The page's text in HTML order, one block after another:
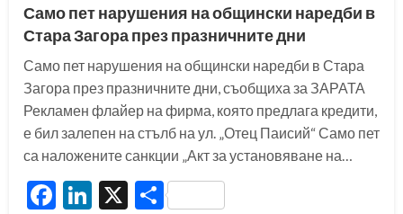
Само пет нарушения на общински наредби в
Стара Загора през празничните дни
Само пет нарушения на общински наредби в Стара
Загора през празничните дни, съобщиха за ЗАРАТА
Рекламен флайер на фирма, която предлага кредити,
е бил залепен на стълб на ул. „Отец Паисий“ Само пет
са наложените санкции „Акт за установяване на…
Facebook
LinkedIn
X Share